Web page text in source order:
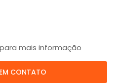
mais informação
CONTATO